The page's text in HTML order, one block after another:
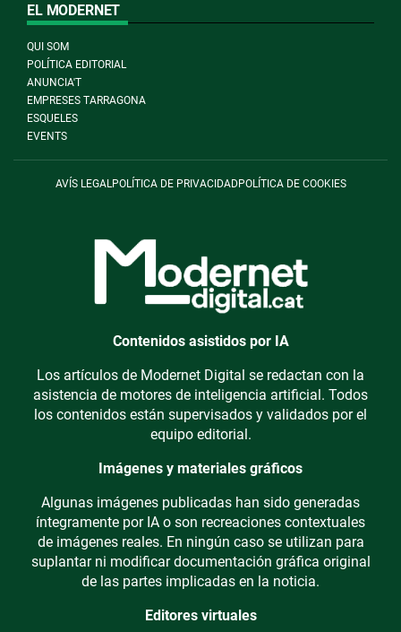
EL MODERNET
QUI SOM
POLÍTICA EDITORIAL
ANUNCIA'T
EMPRESES TARRAGONA
ESQUELES
EVENTS
AVÍS LEGALPOLÍTICA DE PRIVACIDADPOLÍTICA DE COOKIES
Contenidos asistidos por IA
Los artículos de Modernet Digital se redactan con la
asistencia de motores de inteligencia artificial. Todos
los contenidos están supervisados y validados por el
equipo editorial.
Imágenes y materiales gráficos
Algunas imágenes publicadas han sido generadas
íntegramente por IA o son recreaciones contextuales
de imágenes reales. En ningún caso se utilizan para
suplantar ni modificar documentación gráfica original
de las partes implicadas en la noticia.
Editores virtuales